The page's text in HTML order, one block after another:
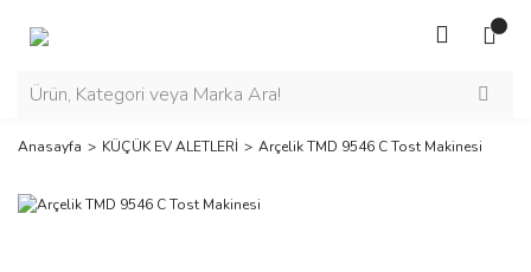
Anasayfa KÜÇÜK EV ALETLERİ Arçelik TMD 9546 C Tost Makinesi